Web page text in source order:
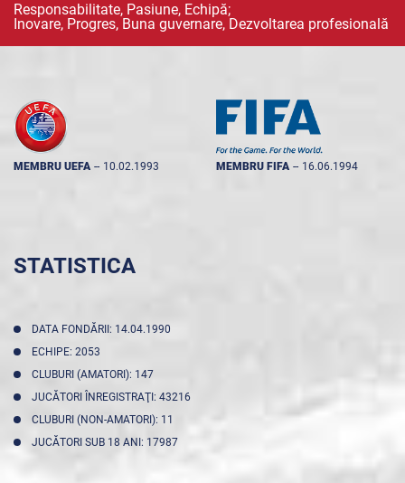
Responsabilitate, Pasiune, Echipă;
Inovare, Progres, Buna guvernare, Dezvoltarea profesională
MEMBRU UEFA -- 10.02.1993 MEMBRU FIFA -- 16.06.1994
STATISTICA
DATA FONDĂRII: 14.04.1990
ECHIPE: 2053
CLUBURI (AMATORI): 147
JUCĂTORI ÎNREGISTRAŢI: 43216
CLUBURI (NON-AMATORI): 11
JUCĂTORI SUB 18 ANI: 17987